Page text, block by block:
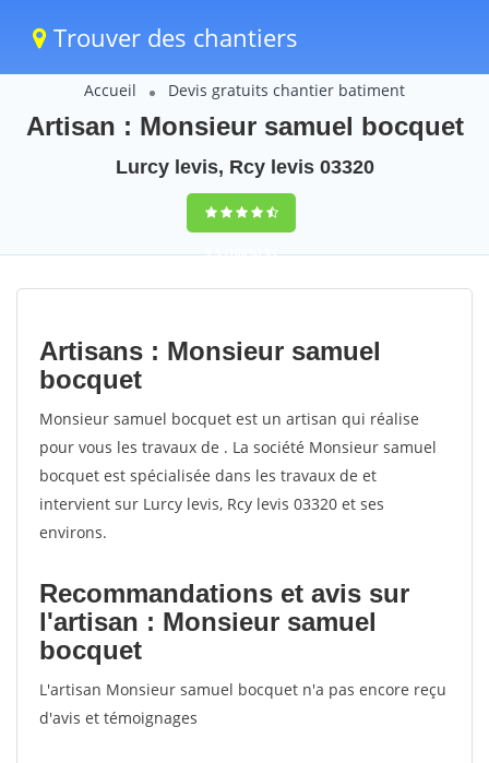
Trouver des chantiers
Accueil Devis gratuits chantier batiment
Artisan : Monsieur samuel bocquet
Lurcy levis, Rcy levis 03320
9,5(100%)34
votes
Artisans : Monsieur samuel
bocquet
Monsieur samuel bocquet est un artisan qui réalise
pour vous les travaux de . La société Monsieur samuel
bocquet est spécialisée dans les travaux de et
intervient sur Lurcy levis, Rcy levis 03320 et ses
environs.
Recommandations et avis sur
l'artisan : Monsieur samuel
bocquet
L'artisan Monsieur samuel bocquet n'a pas encore reçu
d'avis et témoignages